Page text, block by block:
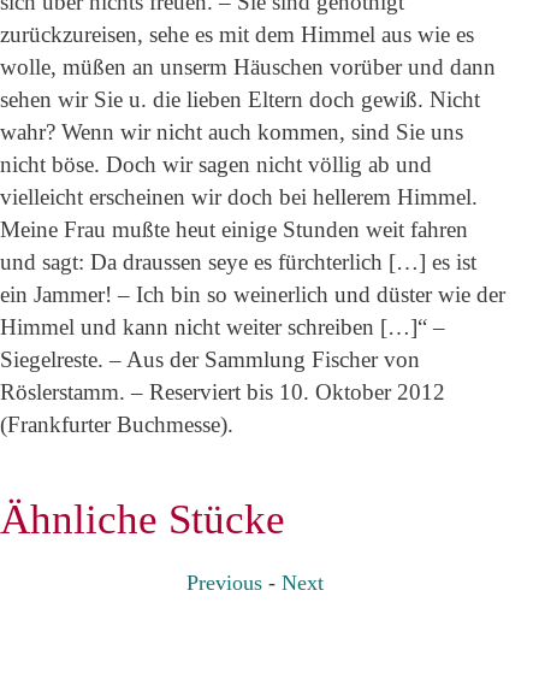
zurückzureisen, sehe es mit dem Himmel aus wie es
wolle, müßen an unserm Häuschen vorüber und dann
sehen wir Sie u. die lieben Eltern doch gewiß. Nicht
wahr? Wenn wir nicht auch kommen, sind Sie uns
nicht böse. Doch wir sagen nicht völlig ab und
vielleicht erscheinen wir doch bei hellerem Himmel.
Meine Frau mußte heut einige Stunden weit fahren
und sagt: Da draussen seye es fürchterlich […] es ist
ein Jammer! – Ich bin so weinerlich und düster wie der
Himmel und kann nicht weiter schreiben […]“ –
Siegelreste. – Aus der Sammlung Fischer von
Röslerstamm. – Reserviert bis 10. Oktober 2012
(Frankfurter Buchmesse).
Ähnliche Stücke
Previous- Next